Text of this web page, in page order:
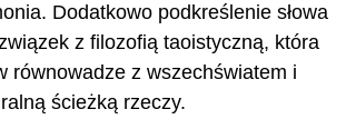
Dodatkowo podkreślenie słowa
z filozofią taoistyczną, która
równowadze z wszechświatem i
ścieżką rzeczy.